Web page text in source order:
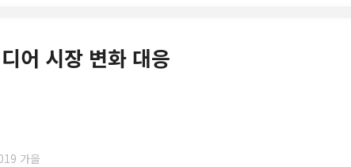
어 시장 변화 대응
가을